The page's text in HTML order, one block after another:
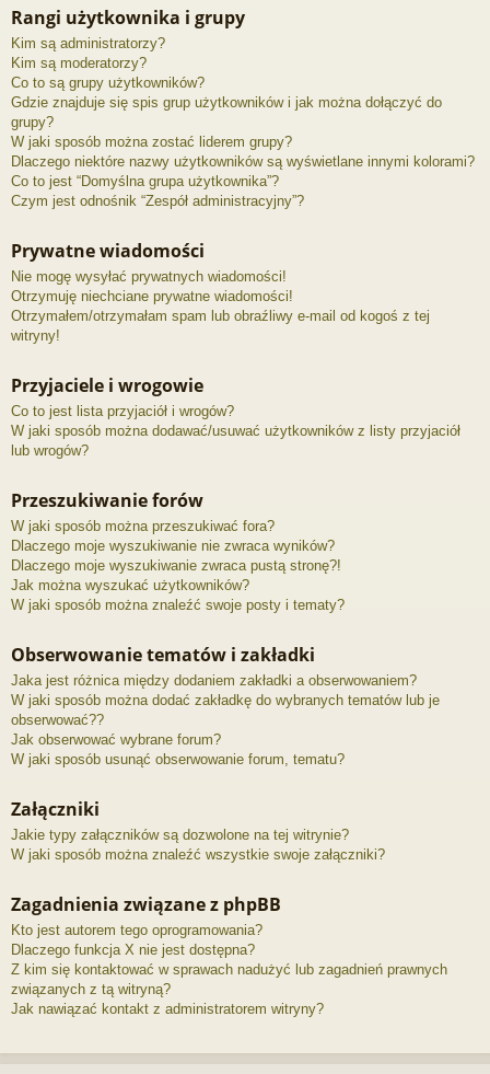
Rangi użytkownika i grupy
Kim są administratorzy?
Kim są moderatorzy?
Co to są grupy użytkowników?
Gdzie znajduje się spis grup użytkowników i jak można dołączyć do
grupy?
W jaki sposób można zostać liderem grupy?
Dlaczego niektóre nazwy użytkowników są wyświetlane innymi kolorami?
Co to jest “Domyślna grupa użytkownika”?
Czym jest odnośnik “Zespół administracyjny”?
Prywatne wiadomości
Nie mogę wysyłać prywatnych wiadomości!
Otrzymuję niechciane prywatne wiadomości!
Otrzymałem/otrzymałam spam lub obraźliwy e-mail od kogoś z tej
witryny!
Przyjaciele i wrogowie
Co to jest lista przyjaciół i wrogów?
W jaki sposób można dodawać/usuwać użytkowników z listy przyjaciół
lub wrogów?
Przeszukiwanie forów
W jaki sposób można przeszukiwać fora?
Dlaczego moje wyszukiwanie nie zwraca wyników?
Dlaczego moje wyszukiwanie zwraca pustą stronę?!
Jak można wyszukać użytkowników?
W jaki sposób można znaleźć swoje posty i tematy?
Obserwowanie tematów i zakładki
Jaka jest różnica między dodaniem zakładki a obserwowaniem?
W jaki sposób można dodać zakładkę do wybranych tematów lub je
obserwować??
Jak obserwować wybrane forum?
W jaki sposób usunąć obserwowanie forum, tematu?
Załączniki
Jakie typy załączników są dozwolone na tej witrynie?
W jaki sposób można znaleźć wszystkie swoje załączniki?
Zagadnienia związane z phpBB
Kto jest autorem tego oprogramowania?
Dlaczego funkcja X nie jest dostępna?
Z kim się kontaktować w sprawach nadużyć lub zagadnień prawnych
związanych z tą witryną?
Jak nawiązać kontakt z administratorem witryny?